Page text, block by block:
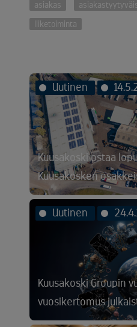
asiakas
liiketoiminta
Uutinen
Kuusakoski ostaa
Kuusakosken
Uutinen
Kuusakoski Groupin
vuosikertomus